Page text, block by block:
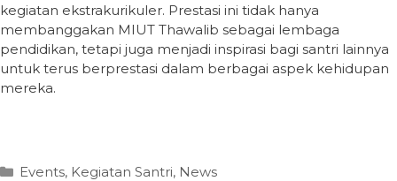
kegiatan ekstrakurikuler. Prestasi ini tidak hanya
membanggakan MIUT Thawalib sebagai lembaga
pendidikan, tetapi juga menjadi inspirasi bagi santri lainnya
untuk terus berprestasi dalam berbagai aspek kehidupan
mereka.
Categories
Events, Kegiatan Santri, News